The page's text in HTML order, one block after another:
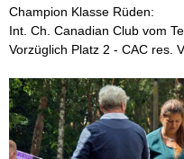
Z
u
c
h
Champion Klasse Rüden:
Int. Ch. Canadian Club vom
Vorzüglich Platz 2 - CAC res.